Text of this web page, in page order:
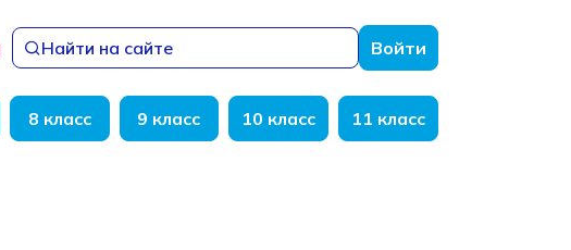
Найти на сайте Войти
8 класс 9 класс 10 класс 11 класс